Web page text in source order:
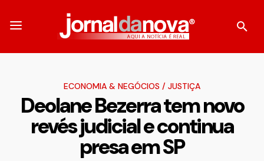
ECONOMIA & NEGÓCIOS / JUSTIÇA
Deolane Bezerra tem novo
revés judicial e continua
presa em SP